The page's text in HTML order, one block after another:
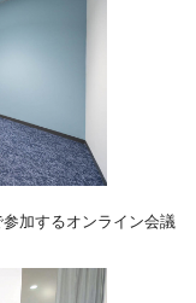
加するオンライン会議